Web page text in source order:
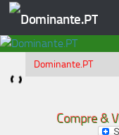
Skip to content
Compre &